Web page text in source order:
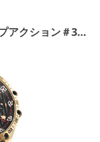
無料のPhotoshopランドスケープアクション＃31 "Product"